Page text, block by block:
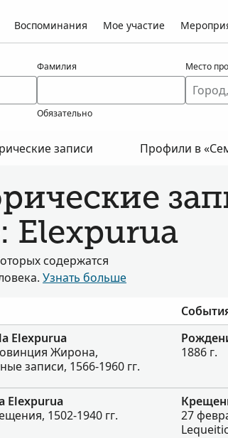
Воспоминания Мое участие
Фамилия
Обязательно
Место
записи Профили в
Elexpurua
содержатся
Узнать больше
Elexpurua
Жирона,
записи, 1566-1960 гг.
1886 г.
Elexpurua
1502-1940 гг.
27